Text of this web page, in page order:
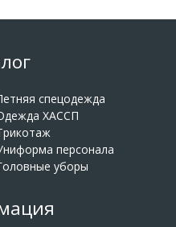
спецодежда
ХАССП
персонала
уборы